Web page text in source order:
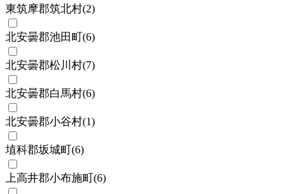
東筑摩郡筑北村(2)
北安曇郡池田町(6)
北安曇郡松川村(7)
北安曇郡白馬村(6)
北安曇郡小谷村(1)
埴科郡坂城町(6)
上高井郡小布施町(6)